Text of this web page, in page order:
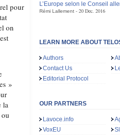
pour
on
»
la
L’Europe selon le Conseil
Rémi Lallement 20 Dec. 2016
LEARN MORE ABOUT
Authors
Contact Us
Editorial Protocol
OUR PARTNERS
Lavoce.info
VoxEU